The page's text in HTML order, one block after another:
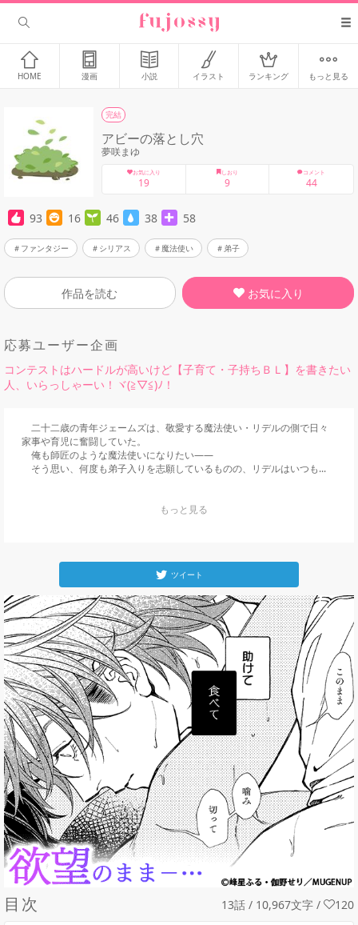
HOME 漫画 小説 イラスト ランキング もっと見る
完結
アビーの落とし穴
夢咲まゆ
お気に入り
19
しおり
9
コメント
44
93 16 46 38 58
ファンタジー シリアス 魔法使い 弟子
作品を読む お気に入り
応募ユーザー企画
コンテストはハードルが高いけど【子育て・子持ちＢＬ】を書きたい
人、いらっしゃーい！ヾ(≧▽≦)ﾉ！
二十二歳の青年ジェームズは、敬愛する魔法使い・リデルの側で日々
家事や育児に奮闘していた。
俺も師匠のような魔法使いになりたい――
そう思い、何度も弟子入りを志願しているものの、リデルはいつも...
ツイート
目次 13話 / 10,967文字 /
120